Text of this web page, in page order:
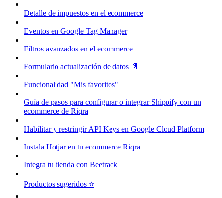
Detalle de impuestos en el ecommerce
Eventos en Google Tag Manager
Filtros avanzados en el ecommerce
Formulario actualización de datos 📄
Funcionalidad "Mis favoritos"
Guía de pasos para configurar o integrar Shippify con un
ecommerce de Riqra
Habilitar y restringir API Keys en Google Cloud Platform
Instala Hotjar en tu ecommerce Riqra
Integra tu tienda con Beetrack
Productos sugeridos ⭐